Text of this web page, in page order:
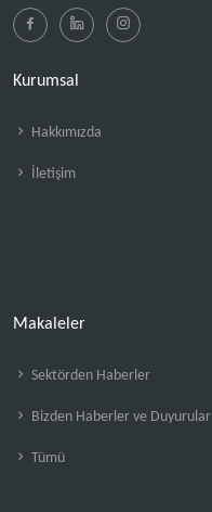
Kurumsal
Hakkımızda
İletişim
Makaleler
Sektörden Haberler
Bizden Haberler ve Duyurular
Tümü